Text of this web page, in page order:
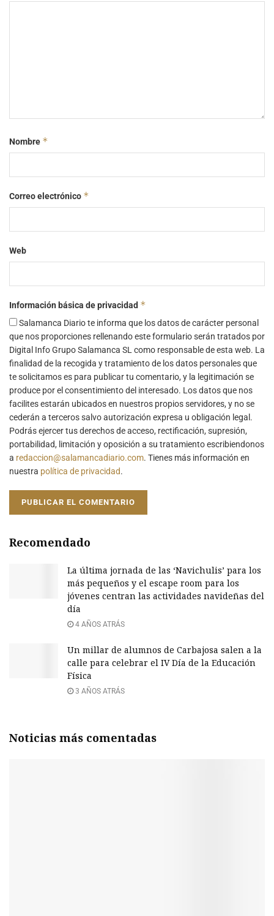
Nombre *
Correo electrónico *
Web
Información básica de privacidad *
Salamanca Diario te informa que los datos de carácter personal
que nos proporciones rellenando este formulario serán tratados por
Digital Info Grupo Salamanca SL como responsable de esta web. La
finalidad de la recogida y tratamiento de los datos personales que
te solicitamos es para publicar tu comentario, y la legitimación se
produce por el consentimiento del interesado. Los datos que nos
facilites estarán ubicados en nuestros propios servidores, y no se
cederán a terceros salvo autorización expresa u obligación legal.
Podrás ejercer tus derechos de acceso, rectificación, supresión,
portabilidad, limitación y oposición a su tratamiento escribiendonos
a redaccion@salamancadiario.com. Tienes más información en
nuestra política de privacidad.
Recomendado
La última jornada de las ‘Navichulis’ para los
más pequeños y el escape room para los
jóvenes centran las actividades navideñas del
día
4 AÑOS ATRÁS
Un millar de alumnos de Carbajosa salen a la
calle para celebrar el IV Día de la Educación
Física
3 AÑOS ATRÁS
Noticias más comentadas